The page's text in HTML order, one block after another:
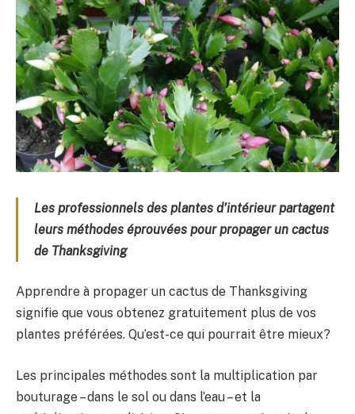
Les professionnels des plantes d’intérieur partagent
leurs méthodes éprouvées pour propager un cactus
de Thanksgiving
Apprendre à propager un cactus de Thanksgiving
signifie que vous obtenez gratuitement plus de vos
plantes préférées. Qu’est-ce qui pourrait être mieux?
Les principales méthodes sont la multiplication par
bouturage – dans le sol ou dans l’eau – et la